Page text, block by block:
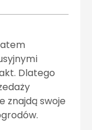
Dlatego
znajdą swoje